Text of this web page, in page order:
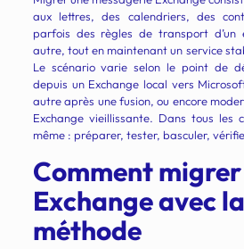
aux lettres, des calendriers, des
parfois des règles de transport d’un
autre, tout en maintenant un service
Le scénario varie selon le point de
depuis un Exchange local vers
autre après une fusion, ou encore
Exchange vieillissante. Dans tous les
même : préparer, tester, basculer,
Comment
Exchange avec
méthode